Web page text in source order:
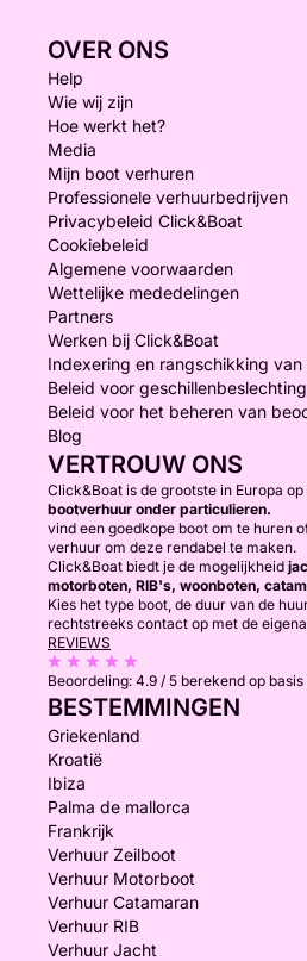
OVER ONS
Help
Wie wij zijn
Hoe werkt het?
Media
Mijn boot verhuren
Professionele verhuurbedrijven
Privacybeleid Click&Boat
Cookiebeleid
Algemene voorwaarden
Wettelijke mededelingen
Partners
Werken bij Click&Boat
Indexering en rangschikking
Beleid voor geschillenbeslechting
Beleid voor het beheren van
Blog
VERTROUW ONS
Click&Boat is de grootste in Europa
bootverhuur onder particulieren.
vind een goedkope boot om te huren
verhuur om deze rendabel te maken.
Click&Boat biedt je de mogelijkheid
motorboten, RIB's, woonboten,
Kies het type boot, de duur van de
rechtstreeks contact op met de
REVIEWS
Beoordeling: 4.9 / 5 berekend op
BESTEMMINGEN
Griekenland
Kroatië
Ibiza
Palma de mallorca
Frankrijk
Verhuur Zeilboot
Verhuur Motorboot
Verhuur Catamaran
Verhuur RIB
Verhuur Jacht